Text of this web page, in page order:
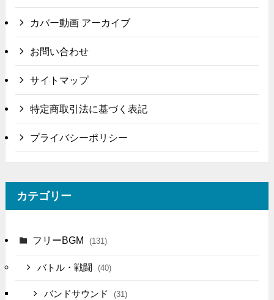
カバー動画 アーカイブ
お問い合わせ
サイトマップ
特定商取引法に基づく表記
プライバシーポリシー
カテゴリー
フリーBGM (131)
バトル・戦闘 (40)
バンドサウンド (31)